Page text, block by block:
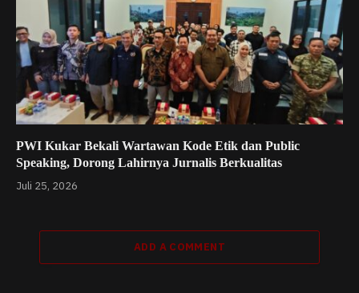
PWI Kukar Bekali Wartawan Kode Etik dan Public
Speaking, Dorong Lahirnya Jurnalis Berkualitas
Juli 25, 2026
ADD A COMMENT